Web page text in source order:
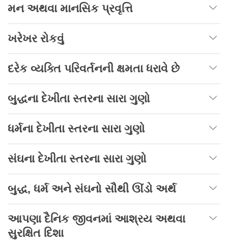
મન અથવા માનસિક પ્રવૃત્તિ
ખરેખર રોકવું
દરેક વ્યક્તિ પરિવર્તનની ક્ષમતા ધરાવે છે
બુદ્ધના દેખીતા સ્તરના સારા ગુણો
ધર્મના દેખીતા સ્તરના સારા ગુણો
સંઘના દેખીતા સ્તરના સારા ગુણો
બુદ્ધ, ધર્મ અને સંઘનો સૌથી ઊંડો અર્થ
આપણા દૈનિક જીવનમાં આશ્રય અથવા
સુરક્ષિત દિશા